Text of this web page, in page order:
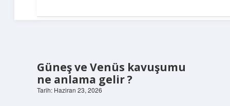
Güneş ve Venüs kavuşumu
ne anlama gelir ?
Tarih: Haziran 23, 2026